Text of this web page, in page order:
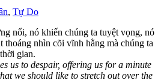
, Tự Do
nổi, nó khiến chúng ta tuyệt vọng, nó
thoáng nhìn cõi vĩnh hằng mà chúng ta
gian.
us to despair, offering us for a minute
we should like to stretch out over the